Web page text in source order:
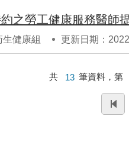
之勞工健康服務醫師
健康組 更新日期：
共 13 筆資料，第